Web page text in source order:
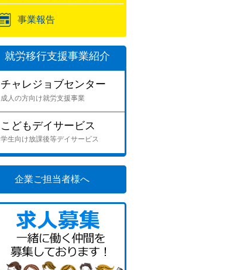
事業報告
就労移行支援事業紹介
チャレジョブセンター
成人の方向け就労支援事業
こどもデイサービス
学生向け放課後等デイサービス
企業ご担当者様へ